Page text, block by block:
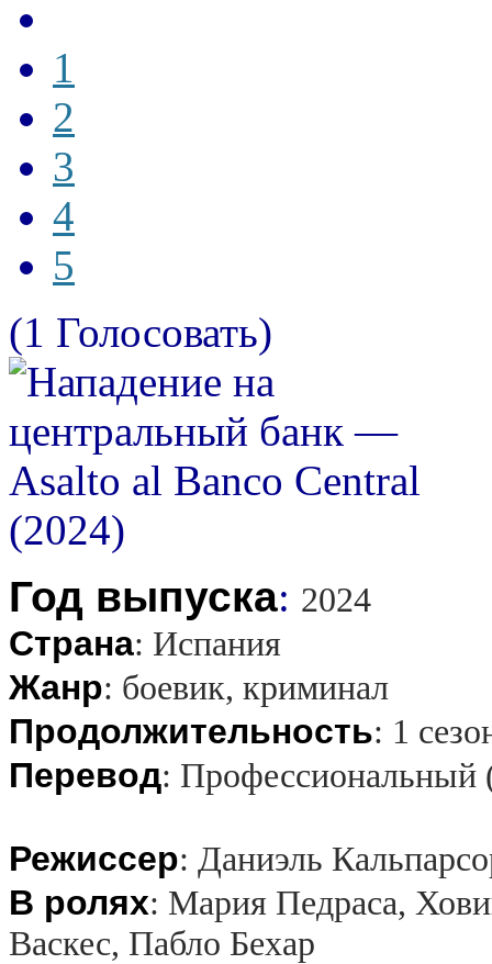
1
2
3
4
5
(1 Голосовать)
Год выпуска: 2024
Страна: Испания
Жанр: боевик, криминал
Продолжительность: 1
Перевод: Профессиональный
Режиссер: Даниэль
В ролях: Мария Педраса,
Васкес, Пабло Бехар